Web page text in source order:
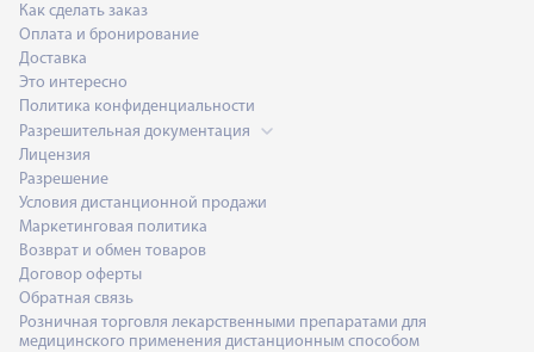
Как сделать заказ
Оплата и бронирование
Доставка
Это интересно
Политика конфиденциальности
Разрешительная документация
Лицензия
Разрешение
Условия дистанционной продажи
Маркетинговая политика
Возврат и обмен товаров
Договор оферты
Обратная связь
Розничная торговля лекарственными препаратами для
медицинского применения дистанционным способом